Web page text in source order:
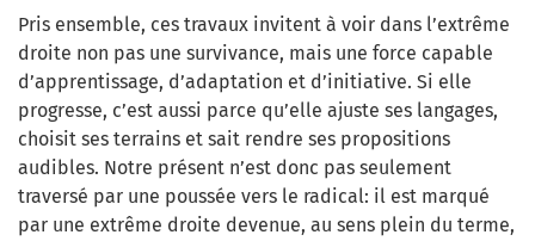
Pris ensemble, ces travaux invitent à voir dans l’extrême
droite non pas une survivance, mais une force capable
d’apprentissage, d’adaptation et d’initiative. Si elle
progresse, c’est aussi parce qu’elle ajuste ses langages,
choisit ses terrains et sait rendre ses propositions
audibles. Notre présent n’est donc pas seulement
traversé par une poussée vers le radical: il est marqué
par une extrême droite devenue, au sens plein du terme,